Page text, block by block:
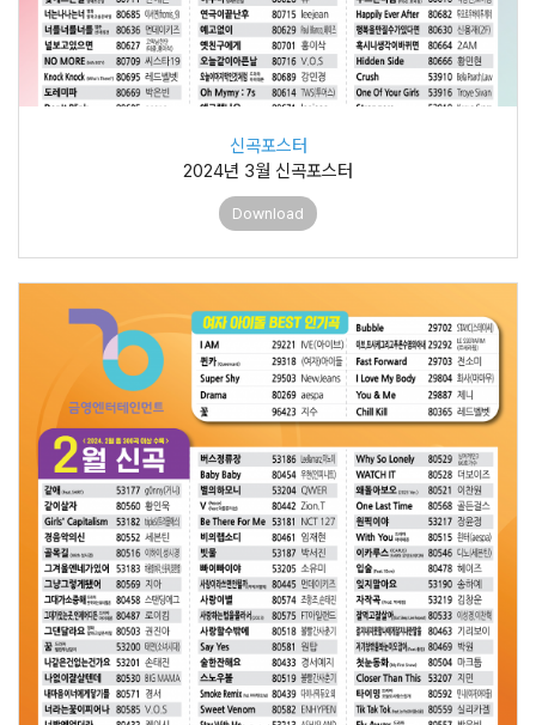
신곡포스터
2024년 3월 신곡포스터
Download